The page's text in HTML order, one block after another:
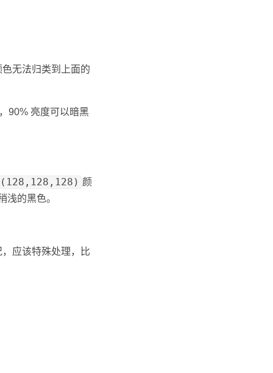
无法归类到上面的
90% 亮度可以暗黑
颜
浅的黑色。
应该特殊处理，比